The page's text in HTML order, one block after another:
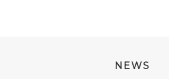
NEWS